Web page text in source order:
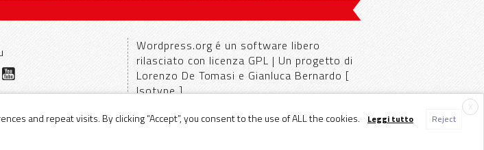
Wordpress.orgé un software libero
rilasciato con licenza GPL | Un progetto di
Lorenzo De Tomasi e Gianluca Bernardo [
Isotype]
X
and repeat visits. By clicking “Accept”, you consent to the use of ALL the cookies. Leggi tutto
Reject